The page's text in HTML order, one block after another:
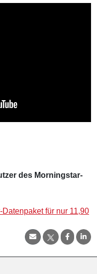
des Morningstar-
für nur 11,90